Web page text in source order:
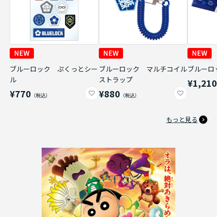
ブルーロック ぷくっとシー
ル
¥770
ブルーロック マルチコイル
ストラップ
¥880
ブルー
¥1,210
もっと見る